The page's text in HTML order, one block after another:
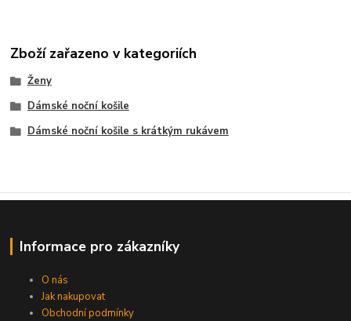
Zboží zařazeno v kategoriích
Ženy
Dámské noční košile
Dámské noční košile s krátkým rukávem
Informace pro zákazníky
O nás
Jak nakupovat
Obchodní podmínky